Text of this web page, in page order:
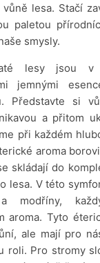
vůně lesa. Stačí
paletou
smysly.
lesy jsou v
jemnými
Představte si
a přitom
při každém
aroma
skládají do
lesa. V této
modříny,
aroma. Tyto
ale mají pro
roli. Pro stromy